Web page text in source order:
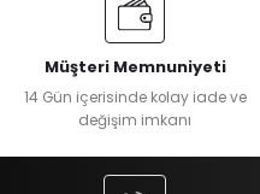
Müşteri Memnuniyeti
14 Gün içerisinde kolay iade ve
değişim imkanı